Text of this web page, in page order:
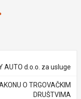
AUTO d.o.o. za usluge
O TRGOVAČKIM
DRUŠTVIMA